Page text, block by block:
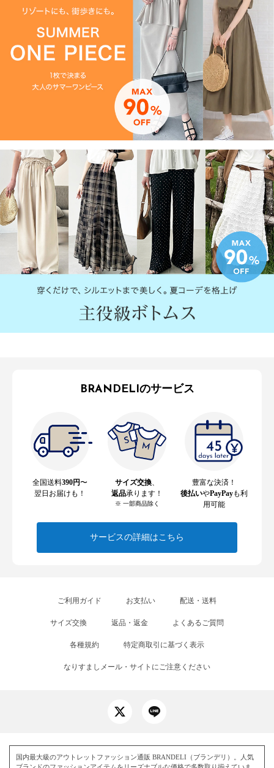
BRANDELIのサービス
全国送料390円〜
翌日お届けも！
サイズ交換
返品承ります！
※ 一部商品除く
豊富な決済！
後払いやPayPayも利
用可能
サービスの詳細はこちら
ご利用ガイド お支払い 配送・送料
サイズ交換 返品・返金 よくあるご質問
各種規約 特定商取引に基づく表示
なりすましメール・サイトにご注意ください
国内最大級のアウトレットファッション通販 BRANDELI（ブランデリ）。人気